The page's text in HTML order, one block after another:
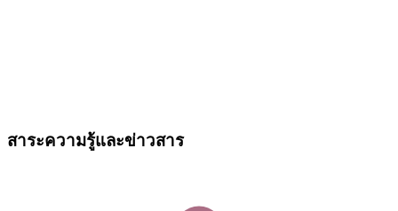
สาระความรู้และข่าวสาร